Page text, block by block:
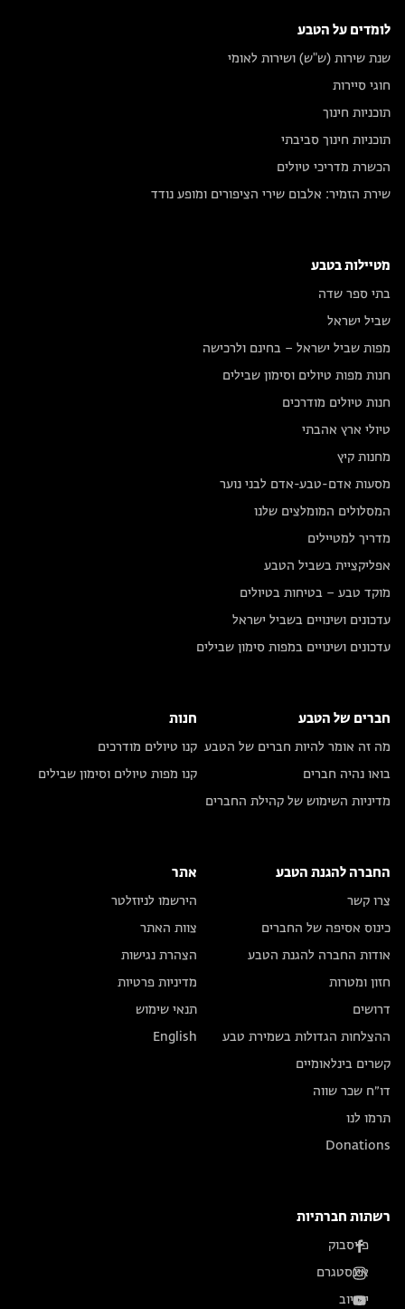
לומדים על הטבע
שנת שירות (ש"ש) ושירות לאומי
חוגי סיירות
תוכניות חינוך
תוכניות חינוך סביבתי
הכשרת מדריכי טיולים
שירת הזמיר: אלבום שירי הציפורים ומופע נודד
מטיילות בטבע
בתי ספר שדה
שביל ישראל
מפות שביל ישראל – בחינם ולרכישה
חנות מפות טיולים וסימון שבילים
חנות טיולים מודרכים
טיולי ארץ אהבתי
מחנות קיץ
מסעות אדם-טבע-אדם לבני נוער
המסלולים המומלצים שלנו
מדריך למטיילים
אפליקציית בשביל הטבע
מוקד טבע – בטיחות בטיולים
עדכונים ושינויים בשביל ישראל
עדכונים ושינויים במפות סימון שבילים
חברים של הטבע
מה זה אומר להיות חברים של הטבע
בואו נהיה חברים
מדיניות השימוש של קהילת החברים
חנות
קנו טיולים מודרכים
קנו מפות טיולים וסימון שבילים
החברה להגנת הטבע
צרו קשר
כינוס אסיפה של החברים
אודות החברה להגנת הטבע
חזון ומטרות
דרושים
ההצלחות הגדולות בשמירת טבע
קשרים בינלאומיים
דו״ח שכר שווה
תרמו לנו
Donations
אתר
הירשמו לניוזלטר
צוות האתר
הצהרת נגישות
מדיניות פרטיות
תנאי שימוש
English
רשתות חברתיות
פייסבוק
אינסטגרם
יוטיוב